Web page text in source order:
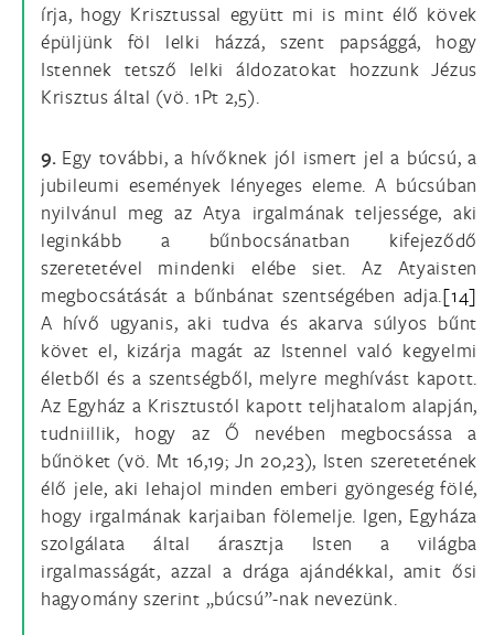
írja, hogy Krisztussal együtt mi is mint élő kövek
épüljünk föl lelki házzá, szent papsággá, hogy
Istennek tetsző lelki áldozatokat hozzunk Jézus
Krisztus által (vö. 1Pt 2,5).
9.Egy további, a hívőknek jól ismert jel a búcsú, a
jubileumi események lényeges eleme. A búcsúban
nyilvánul meg az Atya irgalmának teljessége, aki
leginkább a bűnbocsánatban kifejeződő
szeretetével mindenki elébe siet. Az Atyaisten
megbocsátását a bűnbánat szentségében adja.[14]
A hívő ugyanis, aki tudva és akarva súlyos bűnt
követ el, kizárja magát az Istennel való kegyelmi
életből és a szentségből, melyre meghívást kapott.
Az Egyház a Krisztustól kapott teljhatalom alapján,
tudniillik, hogy az Ő nevében megbocsássa a
bűnöket (vö. Mt 16,19; Jn 20,23), Isten szeretetének
élő jele, aki lehajol minden emberi gyöngeség fölé,
hogy irgalmának karjaiban fölemelje. Igen, Egyháza
szolgálata által árasztja Isten a világba
irgalmasságát, azzal a drága ajándékkal, amit ősi
hagyomány szerint „búcsú”-nak nevezünk.